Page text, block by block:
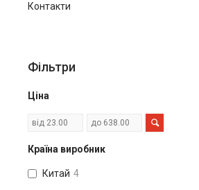
Контакти
Фільтри
Ціна
Країна виробник
Китай 4